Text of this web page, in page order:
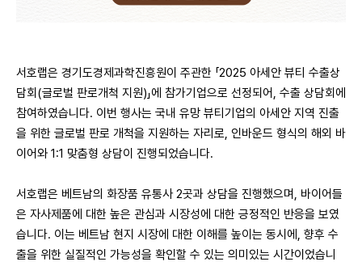
서호랩은 경기도경제과학진흥원이 주관한 「2025 아세안 뷰티 수출상
담회(글로벌 판로개척 지원)」에 참가기업으로 선정되어, 수출 상담회에
참여하였습니다. 이번 행사는 국내 유망 뷰티기업의 아세안 지역 진출
을 위한 글로벌 판로 개척을 지원하는 자리로, 인바운드 형식의 해외 바
이어와 1:1 맞춤형 상담이 진행되었습니다.
서호랩은 베트남의 화장품 유통사 2곳과 상담을 진행했으며, 바이어들
은 자사제품에 대한 높은 관심과 시장성에 대한 긍정적인 반응을 보였
습니다. 이는 베트남 현지 시장에 대한 이해를 높이는 동시에, 향후 수
출을 위한 실질적인 가능성을 확인할 수 있는 의미있는 시간이었습니